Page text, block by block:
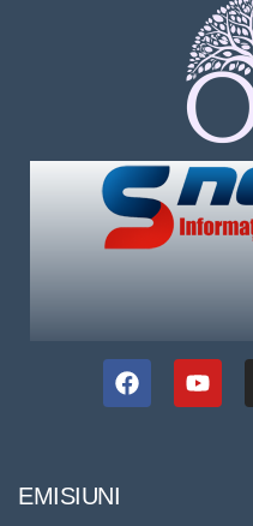
EMISIUNI